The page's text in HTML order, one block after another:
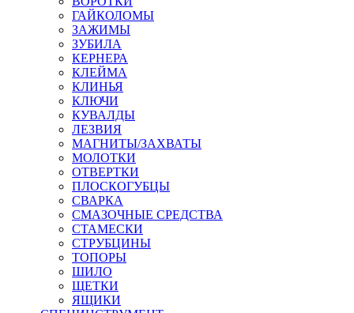
ГАЙКОЛОМЫ
ЗАЖИМЫ
ЗУБИЛА
КЕРНЕРА
КЛЕЙМА
КЛИНЬЯ
КЛЮЧИ
КУВАЛДЫ
ЛЕЗВИЯ
МАГНИТЫ/ЗАХВАТЫ
МОЛОТКИ
ОТВЕРТКИ
ПЛОСКОГУБЦЫ
СВАРКА
СМАЗОЧНЫЕ СРЕДСТВА
СТАМЕСКИ
СТРУБЦИНЫ
ТОПОРЫ
ШИЛО
ЩЕТКИ
ЯЩИКИ